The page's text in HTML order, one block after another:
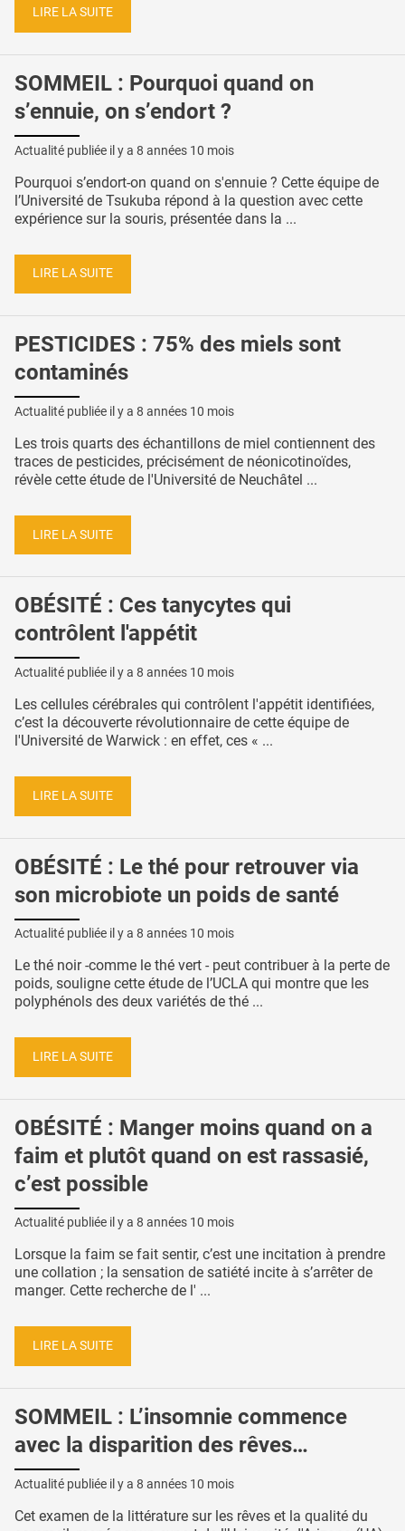
LIRE LA SUITE
SOMMEIL : Pourquoi quand on
s’ennuie, on s’endort ?
Actualité publiée il y a 8 années 10 mois
Pourquoi s’endort-on quand on s'ennuie ? Cette équipe de
l’Université de Tsukuba répond à la question avec cette
expérience sur la souris, présentée dans la ...
LIRE LA SUITE
PESTICIDES : 75% des miels sont
contaminés
Actualité publiée il y a 8 années 10 mois
Les trois quarts des échantillons de miel contiennent des
traces de pesticides, précisément de néonicotinoïdes,
révèle cette étude de l'Université de Neuchâtel ...
LIRE LA SUITE
OBÉSITÉ : Ces tanycytes qui
contrôlent l'appétit
Actualité publiée il y a 8 années 10 mois
Les cellules cérébrales qui contrôlent l'appétit identifiées,
c’est la découverte révolutionnaire de cette équipe de
l'Université de Warwick : en effet, ces « ...
LIRE LA SUITE
OBÉSITÉ : Le thé pour retrouver via
son microbiote un poids de santé
Actualité publiée il y a 8 années 10 mois
Le thé noir -comme le thé vert - peut contribuer à la perte de
poids, souligne cette étude de l’UCLA qui montre que les
polyphénols des deux variétés de thé ...
LIRE LA SUITE
OBÉSITÉ : Manger moins quand on a
faim et plutôt quand on est rassasié,
c’est possible
Actualité publiée il y a 8 années 10 mois
Lorsque la faim se fait sentir, c’est une incitation à prendre
une collation ; la sensation de satiété incite à s’arrêter de
manger. Cette recherche de l' ...
LIRE LA SUITE
SOMMEIL : L’insomnie commence
avec la disparition des rêves…
Actualité publiée il y a 8 années 10 mois
Cet examen de la littérature sur les rêves et la qualité du